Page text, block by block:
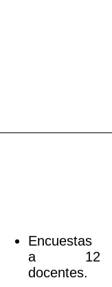
Encuestas
a 12
docentes.